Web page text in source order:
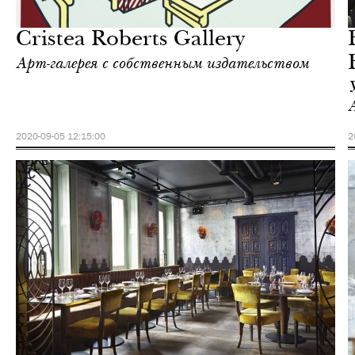
Cristea Roberts Gallery
Арт-галерея с собственным издательством
2020-09-05 12:15:00